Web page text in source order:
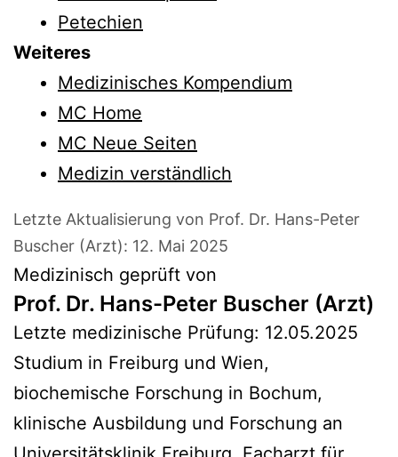
Petechien
Weiteres
Medizinisches Kompendium
MC Home
MC Neue Seiten
Medizin verständlich
Letzte Aktualisierung von Prof. Dr. Hans-Peter
Buscher (Arzt): 12. Mai 2025
Medizinisch geprüft von
Prof. Dr. Hans-Peter Buscher (Arzt)
Letzte medizinische Prüfung: 12.05.2025
Studium in Freiburg und Wien,
biochemische Forschung in Bochum,
klinische Ausbildung und Forschung an